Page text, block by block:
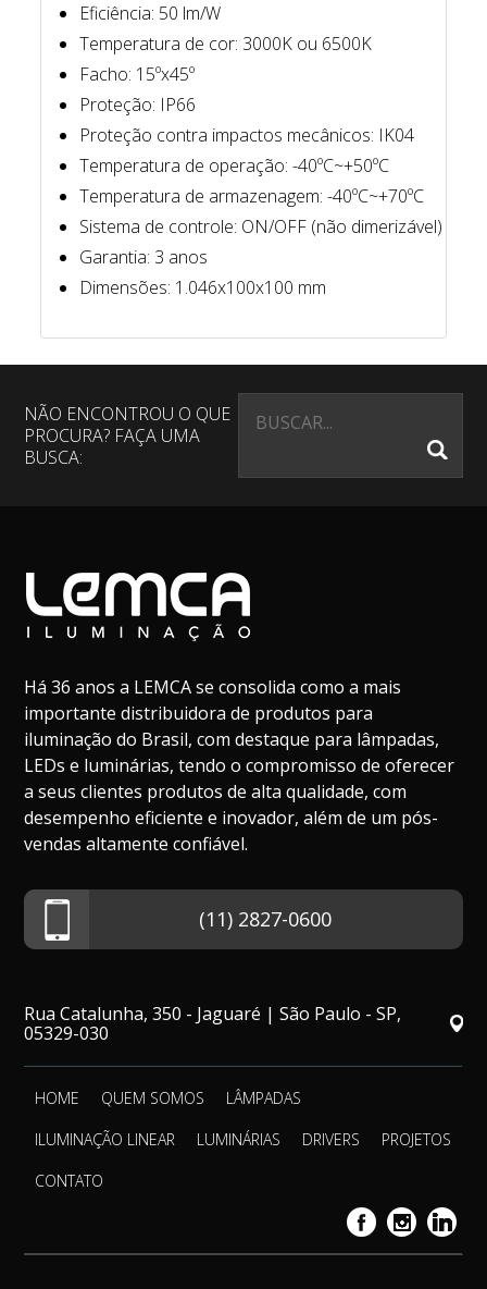
Eficiência: 50 lm/W
Temperatura de cor: 3000K ou 6500K
Facho: 15ºx45º
Proteção: IP66
Proteção contra impactos mecânicos: IK04
Temperatura de operação: -40ºC~+50ºC
Temperatura de armazenagem: -40ºC~+70ºC
Sistema de controle: ON/OFF (não dimerizável)
Garantia: 3 anos
Dimensões: 1.046x100x100 mm
WALL WASHER RGBW
Ficha Técnica
Luminária LED de sobrepor para realce de
detalhes arquitetônicos, para uso exterior,
com formato rígido e
compacto, com corpo em alumínio e
Características
Potência: 36W
Alimentação: 24Vcc
Fluxo luminoso: 1.800 lm
Eficiência: 50 lm/W
Temperatura de cor: 3000K ou 6500K
Facho: 15ºx45º
Proteção: IP66
Proteção contra impactos mecânicos: IK04
Temperatura de operação: -40ºC~+50ºC
Sistema de controle: ON/OFF (não dimerizável)
Garantia: 3 anos
Dimensões: 1.046x100x100 mm
NÃO ENCONTROU O QUE
PROCURA? FAÇA UMA
BUSCA:
Há 36 anos a LEMCA se consolida como a mais
importante distribuidora de produtos para
iluminação do Brasil, com destaque para lâmpadas,
LEDs e luminárias, tendo o compromisso de oferecer
a seus clientes produtos de alta qualidade, com
desempenho eficiente e inovador, além de um pós-
vendas altamente confiável.
(11) 2827-0600
Rua Catalunha, 350 - Jaguaré | São Paulo - SP,
05329-030
HOME QUEM SOMOS
LÂMPADAS
ILUMINAÇÃO LINEAR
LUMINÁRIAS DRIVERS
PROJETOS
CONTATO